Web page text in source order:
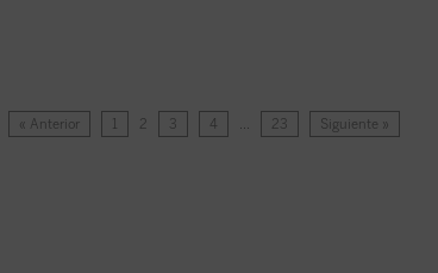
« Anterior 1 2 3 4 … 23 Siguiente »